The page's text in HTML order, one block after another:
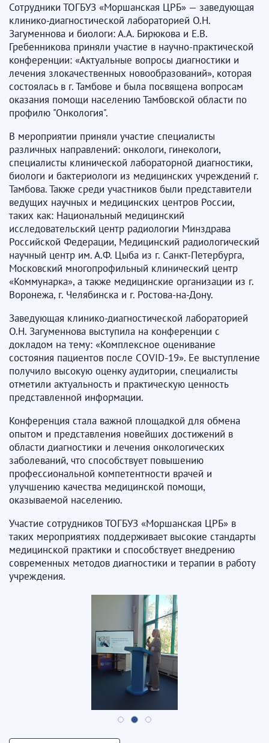
Сотрудники ТОГБУЗ «Моршанская ЦРБ» — заведующая
клинико-диагностической лабораторией О.Н.
Загуменнова и биологи: А.А. Бирюкова и Е.В.
Гребенникова приняли участие в научно-практической
конференции: «Актуальные вопросы диагностики и
лечения злокачественных новообразований», которая
состоялась в г. Тамбове и была посвящена вопросам
оказания помощи населению Тамбовской области по
профилю "Онкология".
В мероприятии приняли участие специалисты
различных направлений: онкологи, гинекологи,
специалисты клинической лабораторной диагностики,
биологи и бактериологи из медицинских учреждений г.
Тамбова. Также среди участников были представители
ведущих научных и медицинских центров России,
таких как: Национальный медицинский
исследовательский центр радиологии Минздрава
Российской Федерации, Медицинский радиологический
научный центр им. А.Ф. Цыба из г. Санкт-Петербурга,
Московский многопрофильный клинический центр
«Коммунарка», а также медицинские организации из г.
Воронежа, г. Челябинска и г. Ростова-на-Дону.
Заведующая клинико-диагностической лабораторией
О.Н. Загуменнова выступила на конференции с
докладом на тему: «Комплексное оценивание
состояния пациентов после COVID-19». Ее выступление
получило высокую оценку аудитории, специалисты
отметили актуальность и практическую ценность
представленной информации.
Конференция стала важной площадкой для обмена
опытом и представления новейших достижений в
области диагностики и лечения онкологических
заболеваний, что способствует повышению
профессиональной компетентности врачей и
улучшению качества медицинской помощи,
оказываемой населению.
Участие сотрудников ТОГБУЗ «Моршанская ЦРБ» в
таких мероприятиях поддерживает высокие стандарты
медицинской практики и способствует внедрению
современных методов диагностики и терапии в работу
учреждения.